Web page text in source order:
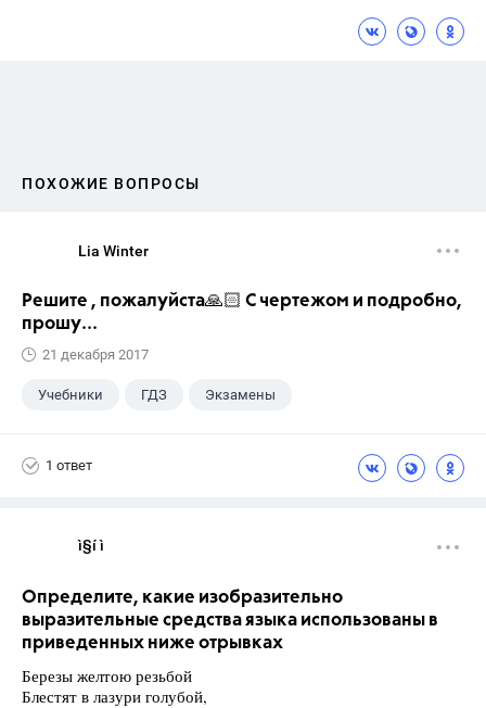
ПОХОЖИЕ ВОПРОСЫ
Lia Winter
Решите , пожалуйста🙏🏻 С чертежом и подробно,
прошу...
21 декабря 2017
Учебники ГДЗ Экзамены
1 ответ
ì§í ì 
Определите, какие изобразительно
выразительные средства языка использованы в
приведенных ниже отрывках
Березы желтою резьбой
Блестят в лазури голубой,